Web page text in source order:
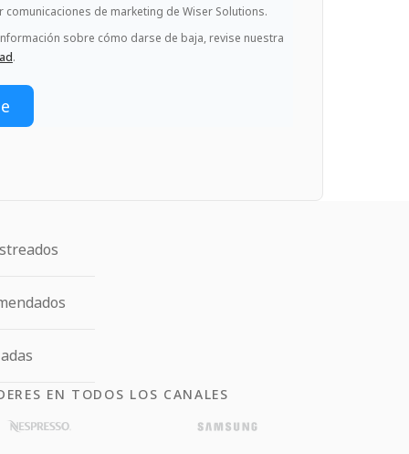
comunicaciones de marketing de Wiser Solutions.
sobre cómo darse de baja, revise nuestra
.
EN TODOS LOS CANALES